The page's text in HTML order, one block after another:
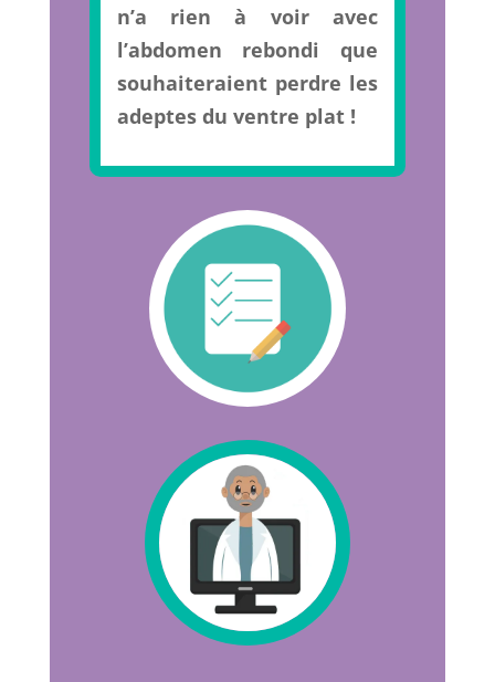
n’a rien à voir avec
l’abdomen rebondi que
souhaiteraient perdre les
adeptes du ventre plat !